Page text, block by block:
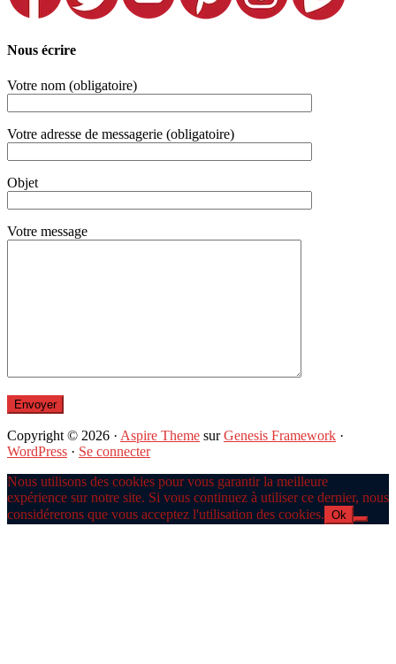
Nous écrire
Votre nom (obligatoire)
Votre adresse de messagerie (obligatoire)
Objet
Votre message
Copyright © 2026 · Aspire Theme surGenesis Framework ·
WordPress · Se connecter
Nous utilisons des cookies pour vous garantir la meilleure
expérience sur notre site. Si vous continuez à utiliser ce dernier, nous
considérerons que vous acceptez l'utilisation des cookies. Ok